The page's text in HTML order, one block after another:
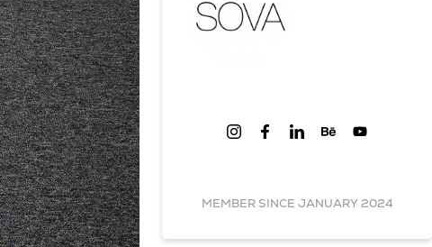
MEMBER SINCE JANUARY 2024